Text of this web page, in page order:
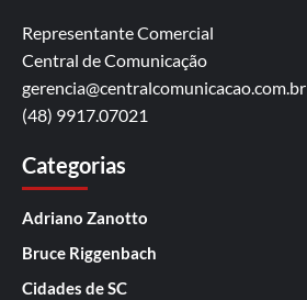
Representante Comercial
Central de Comunicação
gerencia@centralcomunicacao.com.br
(48) 9917.07021
Categorias
Adriano Zanotto
Bruce Riggenbach
Cidades de SC